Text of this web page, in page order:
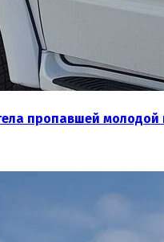
пропавшей молодой